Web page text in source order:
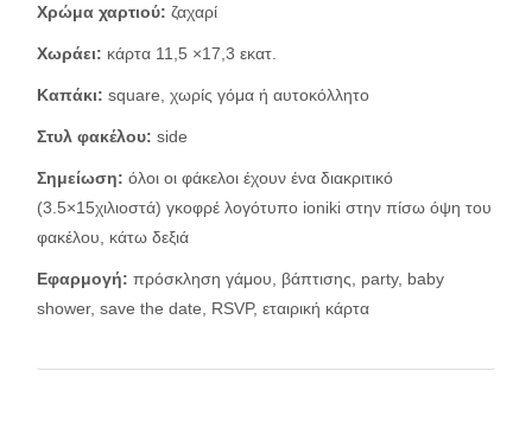
Χρώμα χαρτιού: ζαχαρί
Χωράει: κάρτα 11,5 ×17,3 εκατ.
Καπάκι: square, χωρίς γόμα ή αυτοκόλλητο
Στυλ φακέλου: side
Σημείωση: όλοι οι φάκελοι έχουν ένα διακριτικό
(3.5×15χιλιοστά) γκοφρέ λογότυπο ioniki στην πίσω όψη του
φακέλου, κάτω δεξιά
Εφαρμογή: πρόσκληση γάμου, βάπτισης, party, baby
shower, save the date, RSVP, εταιρική κάρτα